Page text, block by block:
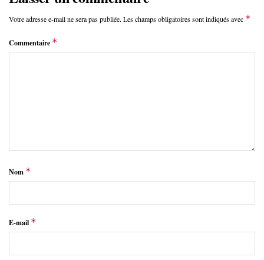
Votre adresse e-mail ne sera pas publiée. Les champs obligatoires sont indiqués avec *
Commentaire *
Nom *
E-mail *